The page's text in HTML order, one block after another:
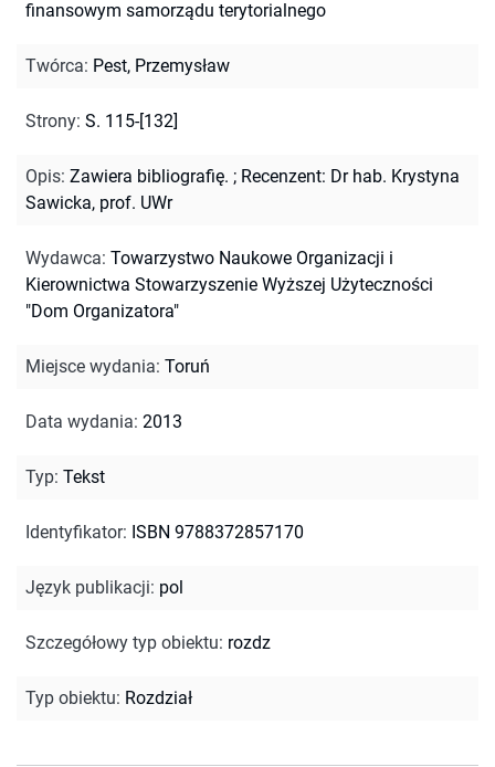
finansowym samorządu terytorialnego
Twórca: Pest, Przemysław
Strony: S. 115-[132]
Opis: Zawiera bibliografię. ; Recenzent: Dr hab. Krystyna
Sawicka, prof. UWr
Wydawca: Towarzystwo Naukowe Organizacji i
Kierownictwa Stowarzyszenie Wyższej Użyteczności
"Dom Organizatora"
Miejsce wydania: Toruń
Data wydania: 2013
Typ: Tekst
Identyfikator: ISBN 9788372857170
Język publikacji: pol
Szczegółowy typ obiektu: rozdz
Typ obiektu: Rozdział